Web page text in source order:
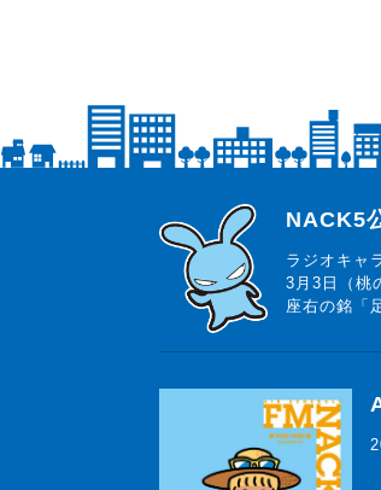
らじっと君
NACK5
ラジオキャ
3月3日（桃
座右の銘「